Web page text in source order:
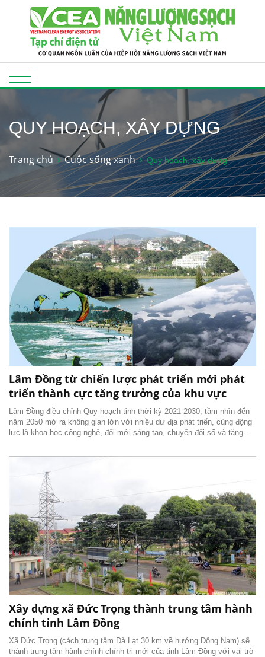
QUY HOẠCH, XÂY DỰNG
Trang chủ Cuộc sống xanh Quy hoạch, xây dựng
Lâm Đồng từ chiến lược phát triển mới phát
triển thành cực tăng trưởng của khu vực
Lâm Đồng điều chỉnh Quy hoạch tỉnh thời kỳ 2021-2030, tầm nhìn đến
năm 2050 mở ra không gian lớn với nhiều dư địa phát triển, cùng động
lực là khoa học công nghệ, đổi mới sáng tạo, chuyển đổi số và tăng
năm 2030, trở thành tỉnh phát...
Xây dựng xã Đức Trọng thành trung tâm hành
chính tỉnh Lâm Đồng
Xã Đức Trọng (cách trung tâm Đà Lạt 30 km về hướng Đông Nam) sẽ
thành trung tâm hành chính-chính trị mới của tỉnh Lâm Đồng với vai trò